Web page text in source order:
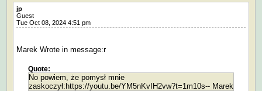
jp
Guest
Tue Oct 08, 2024 4:51 pm
Marek Wrote in message:r
Quote:
No powiem, że pomysł mnie
zaskoczył:https://youtu.be/YM5nKvIH2vw?t=1m10s-- Marek